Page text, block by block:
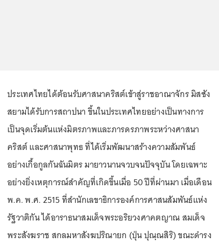
ประเทศไทยได้ต้อนรับศาสนาคริสต์เข้าสู่ราชอาณาจักร มิสซัง
สยามได้รับการสถาปนา ขึ้นในประเทศไทยอย่างเป็นทางการ
เป็นจุดเริ่มต้นแห่งมิตรภาพและภารดรภาพระหว่างศาสนา
คริสต์ และศาสนาพุทธ ที่ได้เริ่มพัฒนาสร้างความสัมพันธ์
อย่างเกื้อกูลกันฉันมิตร มายาวนานจวบจนปัจจุบัน โดยเฉพาะ
อย่างยิ่งเหตุการณ์สำคัญที่เกิดขึ้นเมื่อ 50 ปีที่ผ่านมา เมื่อเดือน
พ.ค. พ.ศ. 2515 ที่สำนักเลขาธิการองค์การศาสนสัมพันธ์แห่ง
รัฐวาติกัน ได้อาราธนาสมเด็จพระอริยวงศาคตญาณ สมเด็จ
พระสังฆราช สกลมหาสังฆปริณายก (ปุ่น ปุณฺณสิริ) ขณะดำรง